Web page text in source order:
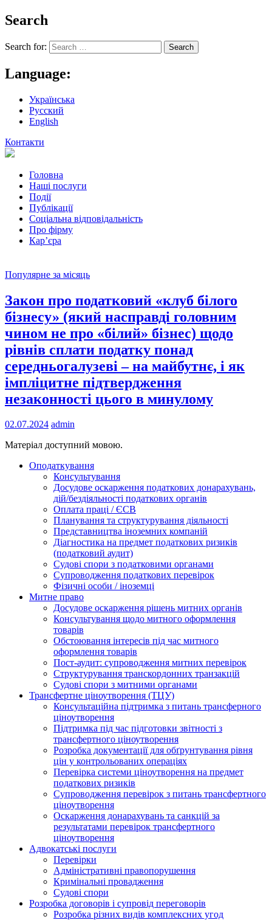
Search
Search for:
Language:
Українська
Русский
English
Контакти
Головна
Наші послуги
Події
Публікації
Соціальна відповідальність
Про фiрму
Кар’єра
Популярне за місяць
Закон про податковий «клуб білого
бізнесу» (який насправді головним
чином не про «білий» бізнес) щодо
рівнів сплати податку понад
середньогалузеві – на майбутнє, і як
імпліцитне підтвердження
незаконності цього в минулому
02.07.2024 admin
Матеріал доступний мовою.
Оподаткування
Консультування
Досудове оскарження податкових донарахувань,
дій/бездіяльності податкових органів
Оплата праці / ЄСВ
Планування та структурування діяльності
Представництва іноземних компаній
Діагностика на предмет податкових ризиків
(податковий аудит)
Судові спори з податковими органами
Супроводження податкових перевірок
Фізичні особи / іноземці
Митне право
Досудове оскарження рішень митних органів
Консультування щодо митного оформлення
товарів
Обстоювання інтересів під час митного
оформлення товарів
Пост-аудит: супроводження митних перевірок
Структурування транскордонних транзакцій
Судові спори з митними органами
Трансфертне ціноутворення (ТЦУ)
Консультаційна підтримка з питань трансферного
ціноутворення
Підтримка під час підготовки звітності з
трансфертного ціноутворення
Розробка документації для обґрунтування рівня
цін у контрольованих операціях
Перевірка системи ціноутворення на предмет
податкових ризиків
Супроводження перевірок з питань трансфертного
ціноутворення
Оскарження донарахувань та санкцій за
результатами перевірок трансфертного
ціноутворення
Адвокатські послуги
Перевірки
Адміністративні правопорушення
Кримінальні провадження
Судові спори
Розробка договорів і супровід переговорів
Розробка різних видів комплексних угод